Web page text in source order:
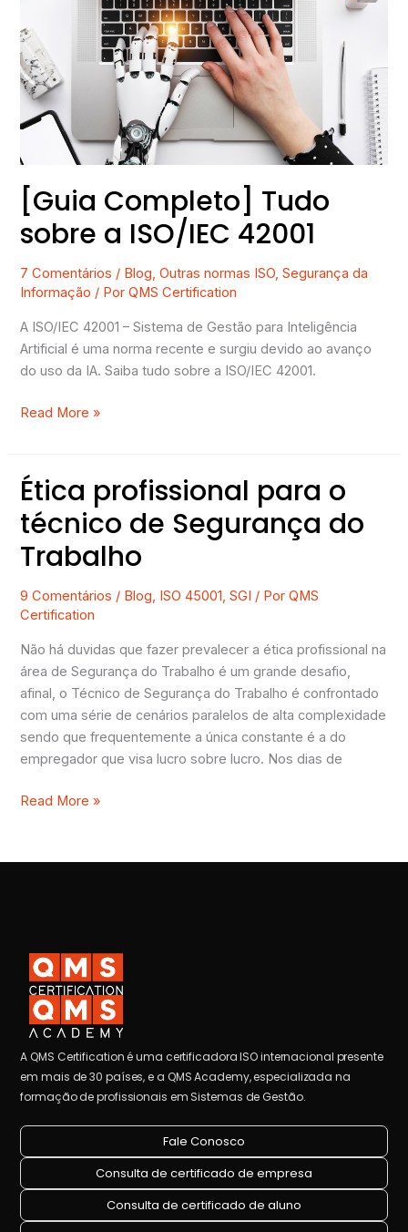
[Guia Completo] Tudo
sobre a ISO/IEC 42001
7 Comentários / Blog,Outras normas ISO,Segurança da
Informação / PorQMS Certification
A ISO/IEC 42001 – Sistema de Gestão para Inteligência
Artificial é uma norma recente e surgiu devido ao avanço
do uso da IA. Saiba tudo sobre a ISO/IEC 42001.
sobre
a
ISO/IEC
42001
Read More »
Ética profissional para o
técnico de Segurança do
Trabalho
9 Comentários / Blog, ISO 45001,SGI / PorQMS
Certification
Não há duvidas que fazer prevalecer a ética profissional na
área de Segurança do Trabalho é um grande desafio,
afinal, o Técnico de Segurança do Trabalho é confrontado
com uma série de cenários paralelos de alta complexidade
sendo que frequentemente a única constante é a do
empregador que visa lucro sobre lucro. Nos dias de
Ética
para
o
de
Segurança
Trabalho
Read More »
A QMS Certification é uma certificadora ISO internacional presente
em mais de 30 países, e a QMS Academy, especializada na
formação de profissionais em Sistemas de Gestão.
Fale Conosco
Consulta de certificado de empresa
Consulta de certificado de aluno